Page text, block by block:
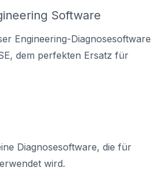
Software
Engineering-Diagnosesoftware
dem perfekten Ersatz für
Diagnosesoftware, die für
wird.